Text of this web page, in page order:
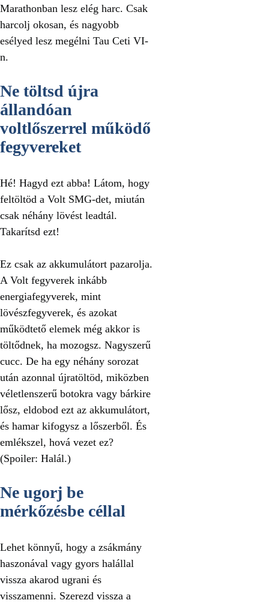
Marathonban lesz elég harc. Csak
harcolj okosan, és nagyobb
esélyed lesz megélni Tau Ceti VI-
n.
Ne töltsd újra
állandóan
voltlőszerrel működő
fegyvereket
Hé! Hagyd ezt abba! Látom, hogy
feltöltöd a Volt SMG-det, miután
csak néhány lövést leadtál.
Takarítsd ezt!
Ez csak az akkumulátort pazarolja.
A Volt fegyverek inkább
energiafegyverek, mint
lövészfegyverek, és azokat
működtető elemek még akkor is
töltődnek, ha mozogsz. Nagyszerű
cucc. De ha egy néhány sorozat
után azonnal újratöltöd, miközben
véletlenszerű botokra vagy bárkire
lősz, eldobod ezt az akkumulátort,
és hamar kifogysz a lőszerből. És
emlékszel, hová vezet ez?
(Spoiler: Halál.)
Ne ugorj be
mérkőzésbe céllal
Lehet könnyű, hogy a zsákmány
haszonával vagy gyors halállal
vissza akarod ugrani és
visszamenni. Szerezd vissza a